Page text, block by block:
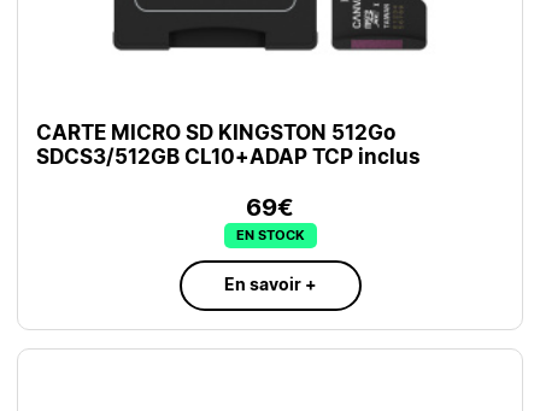
CARTE MICRO SD KINGSTON 512Go
SDCS3/512GB CL10+ADAP TCP inclus
69€
EN STOCK
En savoir +